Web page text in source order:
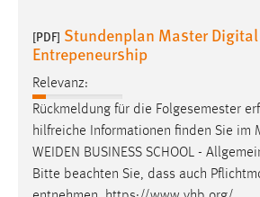
[PDF] Stundenplan Master Digital
Entrepeneurship
Relevanz:
Rückmeldung für die Folgesemester
hilfreiche Informationen finden Sie im
WEIDEN BUSINESS SCHOOL -
Bitte beachten Sie, dass auch